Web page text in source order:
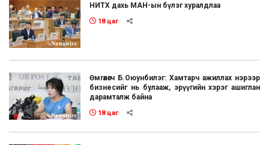
НИТХ дахь МАН-ын бүлэг хуралдлаа
18 цаг
Өмгөөлөгч Б.Оюунбилэг: Хамтарч ажиллах нэрээр
бизнесийг нь булааж, эрүүгийн хэрэг ашиглан
дарамталж байна
18 цаг